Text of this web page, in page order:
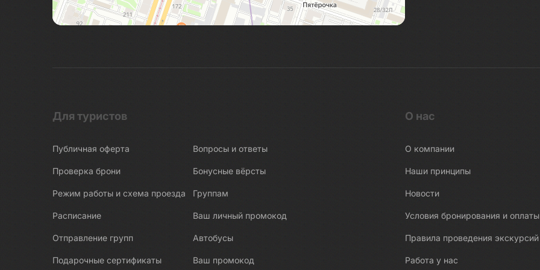
Беломорские петроглифы
Беломорско-Балтийский канал
Бобруйск
Богословка
Богота
Бодрум
Бологое
Болото Ельня
Для туристов
Публичная оферта
Проверка брони
Режим работы и схема проезда
Расписание
Отправление групп
Подарочные сертификаты
Вопросы и ответы
Бонусные вёрсты
Группам
Ваш личный промокод
Автобусы
Ваш промокод
О нас
О компании
Наши принципы
Новости
Условия бронирования и оплаты
Правила проведения экскурсий
Работа у нас